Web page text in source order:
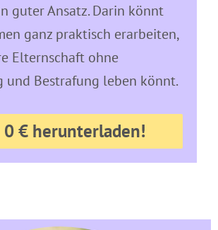
guter Ansatz. Darin könnt
ganz praktisch erarbeiten,
Elternschaft ohne
und Bestrafung leben könnt.
0 € herunterladen!